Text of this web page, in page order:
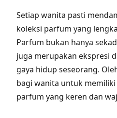
Setiap wanita pasti
koleksi parfum yang
Parfum bukan hanya
juga merupakan ekspresi
gaya hidup seseorang.
bagi wanita untuk
parfum yang keren dan